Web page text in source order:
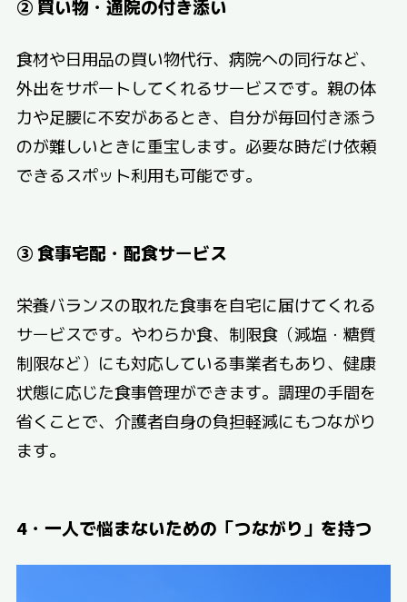
② 買い物・通院の付き添い
食材や日用品の買い物代行、病院への同行など、
外出をサポートしてくれるサービスです。親の体
力や足腰に不安があるとき、自分が毎回付き添う
のが難しいときに重宝します。必要な時だけ依頼
できるスポット利用も可能です。
③ 食事宅配・配食サービス
栄養バランスの取れた食事を自宅に届けてくれる
サービスです。やわらか食、制限食（減塩・糖質
制限など）にも対応している事業者もあり、健康
状態に応じた食事管理ができます。調理の手間を
省くことで、介護者自身の負担軽減にもつながり
ます。
4・一人で悩まないための「つながり」を持つ